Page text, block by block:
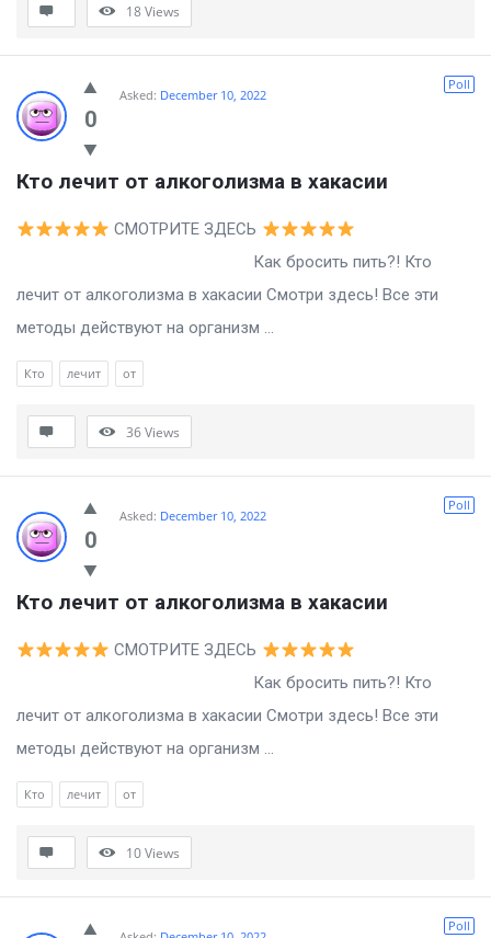
18Views
0
Poll
Asked: December 10, 2022
Кто лечит от алкоголизма в хакасии
СМОТРИТЕ ЗДЕСЬ
Как бросить пить?! Кто
лечит от алкоголизма в хакасии Смотри здесь! Все эти
методы действуют на организм ...
Кто лечит от
36Views
0
Poll
Asked: December 10, 2022
Кто лечит от алкоголизма в хакасии
СМОТРИТЕ ЗДЕСЬ
Как бросить пить?! Кто
лечит от алкоголизма в хакасии Смотри здесь! Все эти
методы действуют на организм ...
Кто лечит от
10Views
Poll